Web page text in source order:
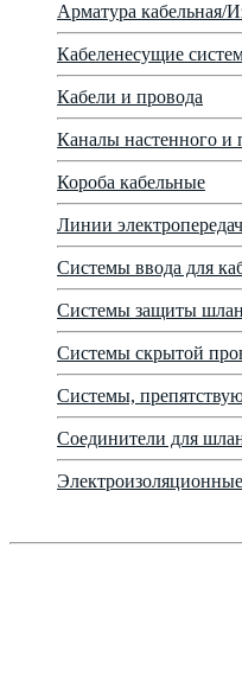
Арматура кабельная/
Кабеленесущие
Кабели и провода
Каналы настенного и
Короба кабельные
Линии
Системы ввода для
Системы защиты
Системы скрытой
Системы,
Соединители для